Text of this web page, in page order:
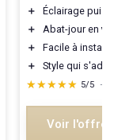
＋
Éclairage
＋
Abat-jour en
＋
Facile à
＋
Style qui
★★★★★
★★★★★ 5/5 —
Voir l'offre